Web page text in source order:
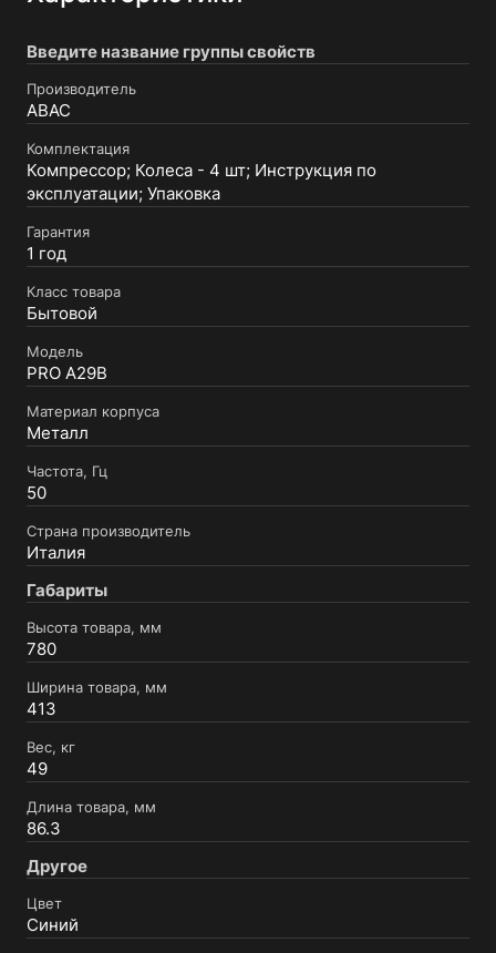
Введите название группы свойств
Производитель
ABAC
Комплектация
Компрессор; Колеса - 4 шт; Инструкция по
эксплуатации; Упаковка
Гарантия
1 год
Класс товара
Бытовой
Модель
PRO A29B
Материал корпуса
Металл
Частота, Гц
50
Страна производитель
Италия
Габариты
Высота товара, мм
780
Ширина товара, мм
413
Вес, кг
49
Длина товара, мм
86.3
Другое
Цвет
Синий